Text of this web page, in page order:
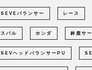
SEVEバランサー レース
スバル ホンダ 鈴鹿サ
SEVヘッドバランサーPU